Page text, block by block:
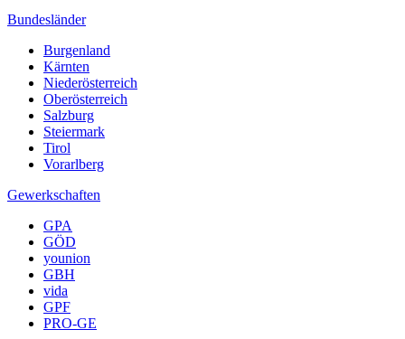
Bundesländer
Burgenland
Kärnten
Niederösterreich
Oberösterreich
Salzburg
Steiermark
Tirol
Vorarlberg
Gewerkschaften
GPA
GÖD
younion
GBH
vida
GPF
PRO-GE